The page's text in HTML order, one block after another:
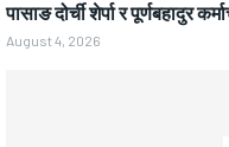
पासाङ दोर्ची शेर्पा र पूर्णबहादुर
August 4, 2026